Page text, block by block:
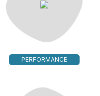
PERFORMANCE